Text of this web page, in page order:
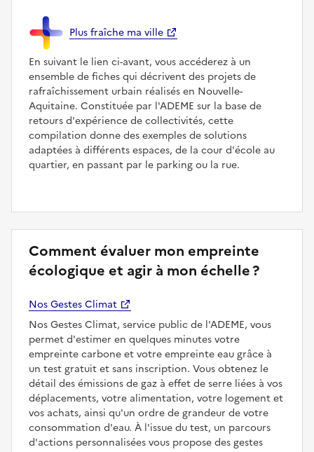
Plus fraîche ma ville
En suivant le lien ci-avant, vous accéderez à un
ensemble de fiches qui décrivent des projets de
rafraîchissement urbain réalisés en Nouvelle-
Aquitaine. Constituée par l'ADEME sur la base de
retours d'expérience de collectivités, cette
compilation donne des exemples de solutions
adaptées à différents espaces, de la cour d'école au
quartier, en passant par le parking ou la rue.
Comment évaluer mon empreinte
écologique et agir à mon échelle ?
Nos Gestes Climat
Nos Gestes Climat, service public de l'ADEME, vous
permet d'estimer en quelques minutes votre
empreinte carbone et votre empreinte eau grâce à
un test gratuit et sans inscription. Vous obtenez le
détail des émissions de gaz à effet de serre liées à vos
déplacements, votre alimentation, votre logement et
vos achats, ainsi qu'un ordre de grandeur de votre
consommation d'eau. À l'issue du test, un parcours
d'actions personnalisées vous propose des gestes